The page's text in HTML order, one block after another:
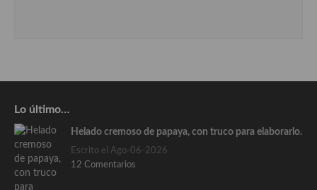
Lo último…
Helado cremoso de papaya, con truco para elaborarlo.
Escrito el Ago-06-2026
12 Comentarios